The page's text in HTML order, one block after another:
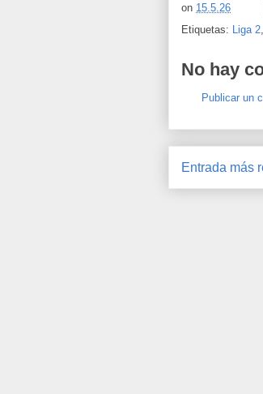
on 15.5.26
Etiquetas:
Liga 2
No hay
Publicar un
Entrada más